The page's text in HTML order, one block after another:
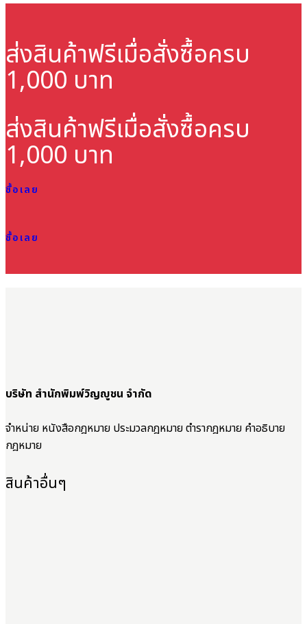
ส่งสินค้าฟรีเมื่อสั่งซื้อครบ
1,000 บาท
ส่งสินค้าฟรีเมื่อสั่งซื้อครบ
1,000 บาท
ซื้อเลย
ซื้อเลย
บริษัท สำนักพิมพ์วิญญูชน จำกัด
จำหน่าย หนังสือกฎหมาย ประมวลกฎหมาย ตำรากฎหมาย คำอธิบาย
กฎหมาย
สินค้าอื่นๆ